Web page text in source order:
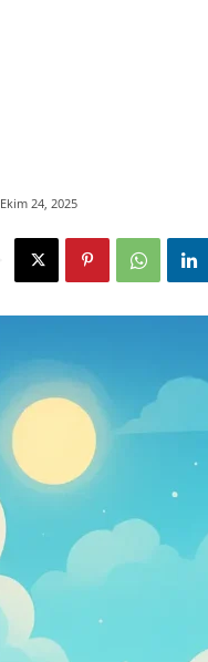
Ekim 24, 2025